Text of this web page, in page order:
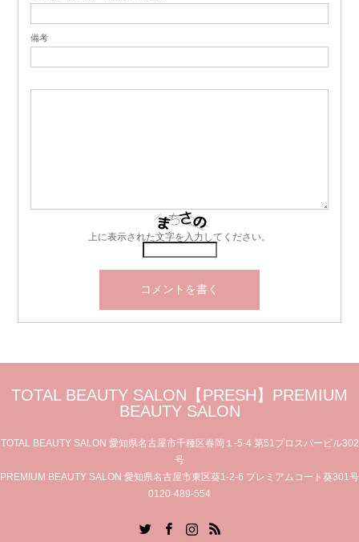
備考
上に表示された文字を入力してください。
TOTAL BEAUTY SALON【PRESH】PREMIUM
BEAUTY SALON
TOTAL BEAUTY SALON 愛知県名古屋市千種区春岡１-5-4 第51プロスパービル302
号
PREMIUM BEAUTY SALON 愛知県名古屋市東区葵1-2-6 プレミアムコート葵301号
0120-489-554
RSS